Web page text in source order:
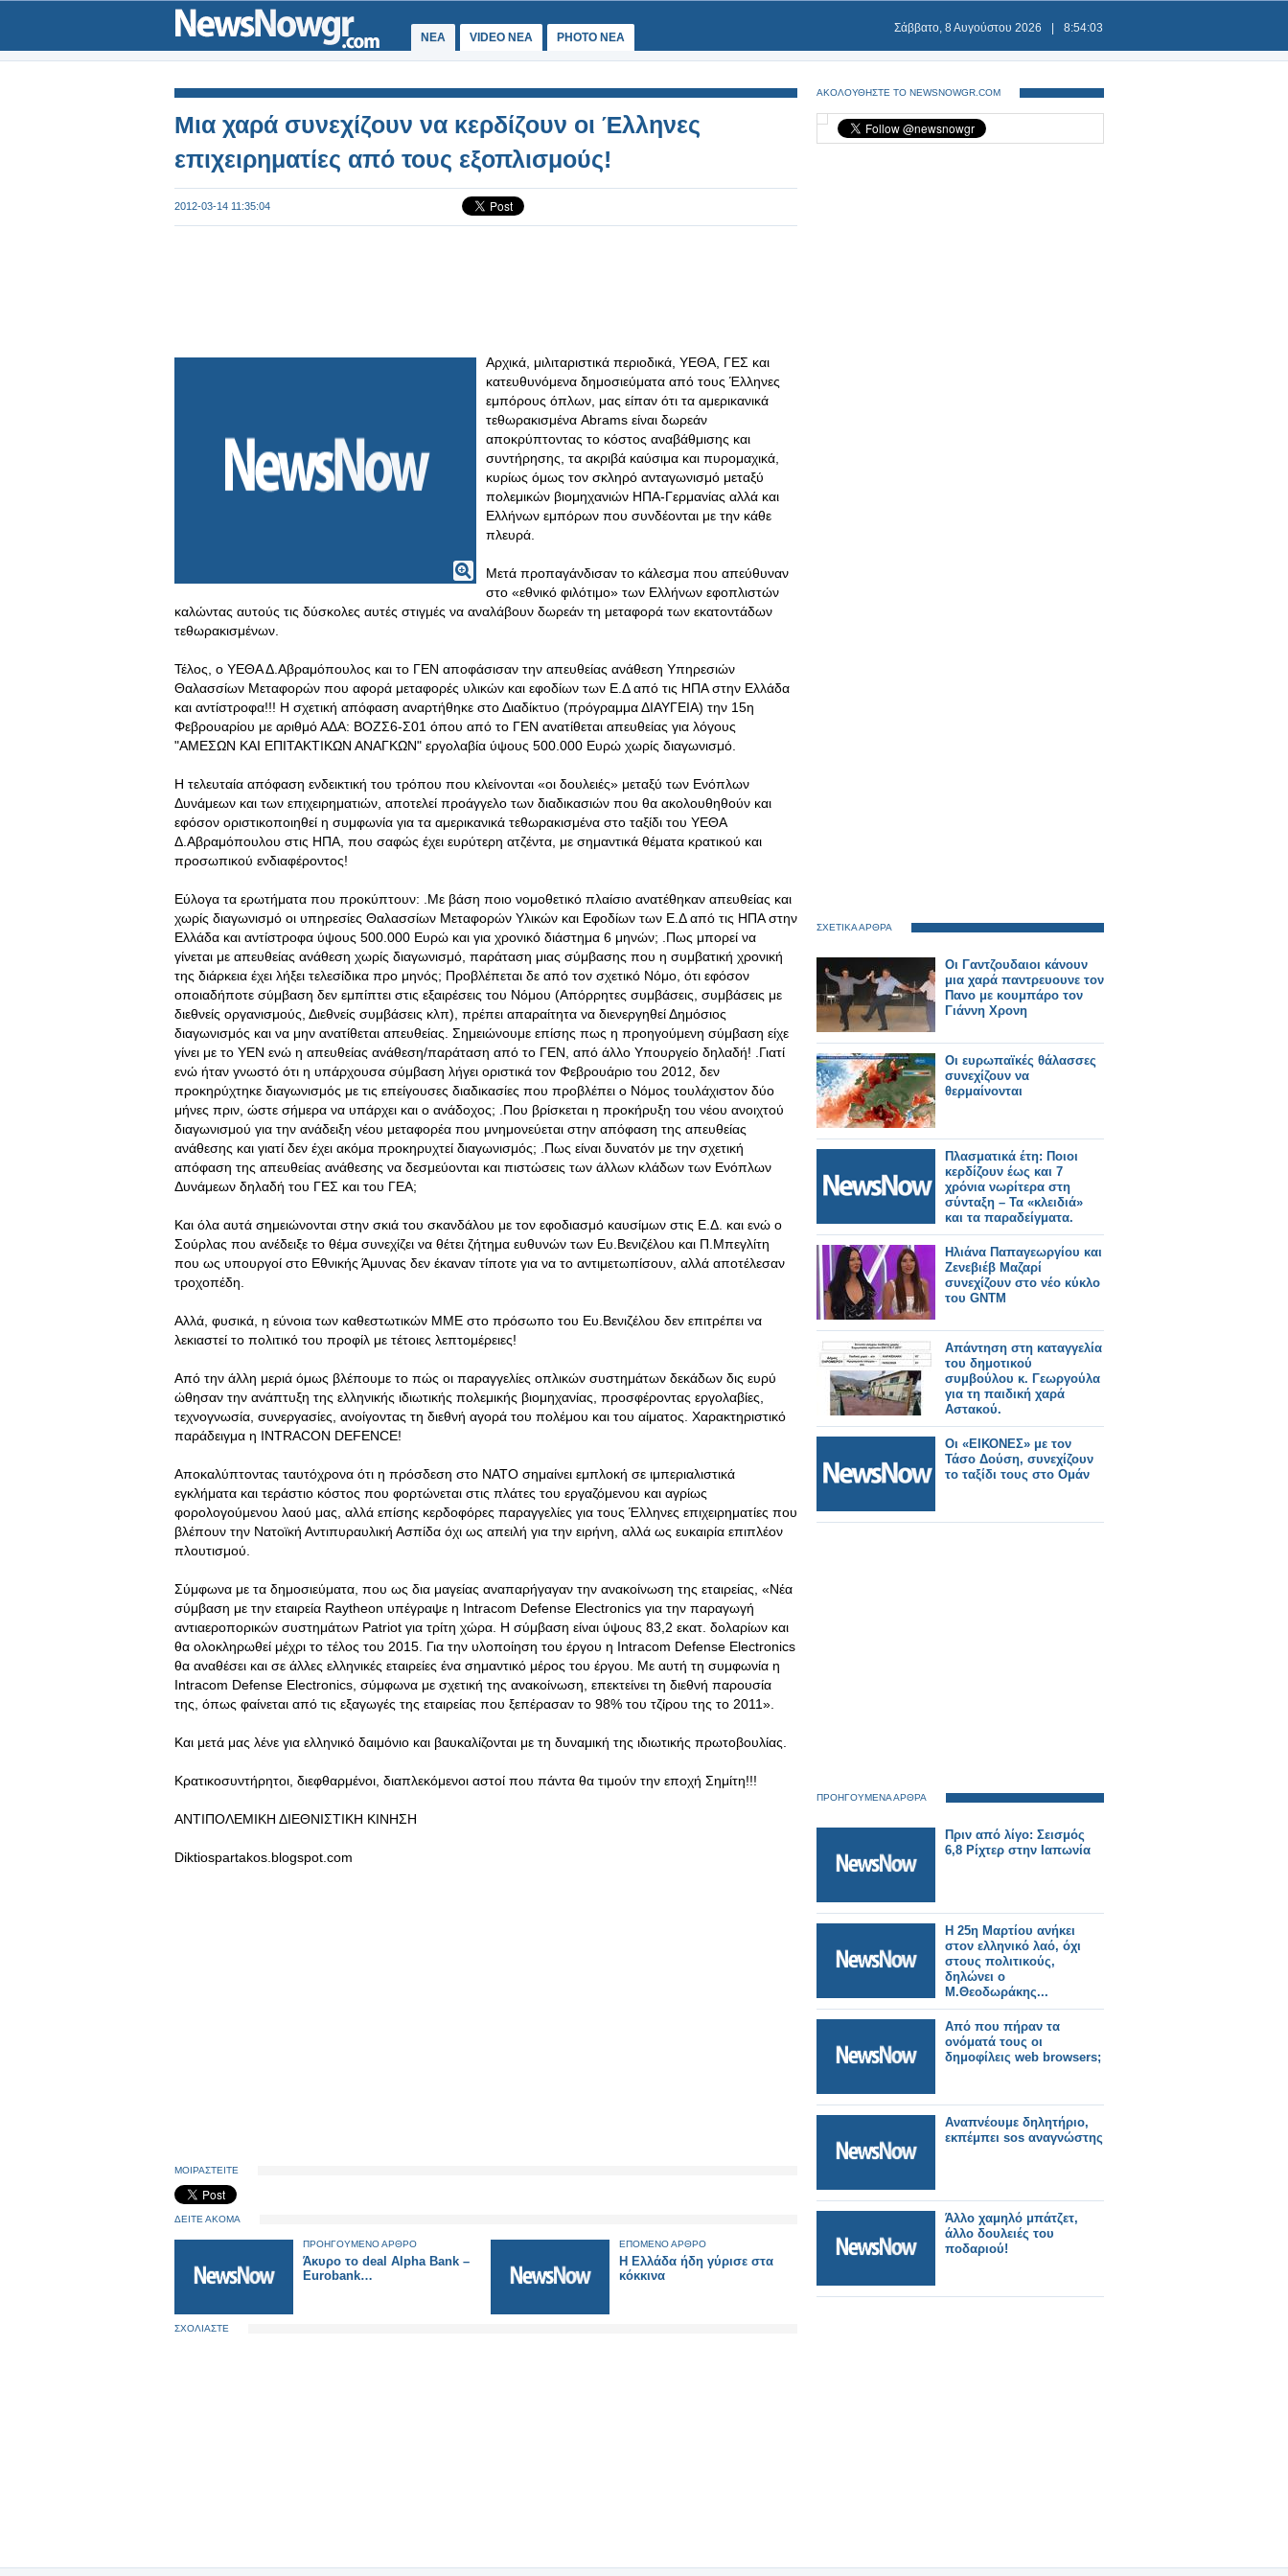
ΝΕΑ VIDEO NEA PHOTO NEA
Σάββατο, 8 Αυγούστου 2026 8:54:03
Μια χαρά συνεχίζουν να κερδίζουν οι Έλληνες
επιχειρηματίες από τους εξοπλισμούς!
2012-03-14 11:35:04
Αρχικά, μιλιταριστικά περιοδικά, ΥΕΘΑ, ΓΕΣ και
κατευθυνόμενα δημοσιεύματα από τους Έλληνες
εμπόρους όπλων, μας είπαν ότι τα αμερικανικά
τεθωρακισμένα Abrams είναι δωρεάν
αποκρύπτοντας το κόστος αναβάθμισης και
συντήρησης, τα ακριβά καύσιμα και πυρομαχικά,
κυρίως όμως τον σκληρό ανταγωνισμό μεταξύ
πολεμικών βιομηχανιών ΗΠΑ-Γερμανίας αλλά και
Ελλήνων εμπόρων που συνδέονται με την κάθε
πλευρά.
Μετά προπαγάνδισαν το κάλεσμα που απεύθυναν
στο «εθνικό φιλότιμο» των Ελλήνων εφοπλιστών
καλώντας αυτούς τις δύσκολες αυτές στιγμές να αναλάβουν δωρεάν τη μεταφορά των εκατοντάδων
τεθωρακισμένων.
Τέλος, ο ΥΕΘΑ Δ.Αβραμόπουλος και το ΓΕΝ αποφάσισαν την απευθείας ανάθεση Υπηρεσιών
Θαλασσίων Μεταφορών που αφορά μεταφορές υλικών και εφοδίων των Ε.Δ από τις ΗΠΑ στην Ελλάδα
και αντίστροφα!!! Η σχετική απόφαση αναρτήθηκε στο Διαδίκτυο (πρόγραμμα ΔΙΑΥΓΕΙΑ) την 15η
Φεβρουαρίου με αριθμό ΑΔΑ: ΒΟΖΣ6-Σ01 όπου από το ΓΕΝ ανατίθεται απευθείας για λόγους
"ΑΜΕΣΩΝ ΚΑΙ ΕΠΙΤΑΚΤΙΚΩΝ ΑΝΑΓΚΩΝ" εργολαβία ύψους 500.000 Ευρώ χωρίς διαγωνισμό.
Η τελευταία απόφαση ενδεικτική του τρόπου που κλείνονται «οι δουλειές» μεταξύ των Ενόπλων
Δυνάμεων και των επιχειρηματιών, αποτελεί προάγγελο των διαδικασιών που θα ακολουθηθούν και
εφόσον οριστικοποιηθεί η συμφωνία για τα αμερικανικά τεθωρακισμένα στο ταξίδι του ΥΕΘΑ
Δ.Αβραμόπουλου στις ΗΠΑ, που σαφώς έχει ευρύτερη ατζέντα, με σημαντικά θέματα κρατικού και
προσωπικού ενδιαφέροντος!
Εύλογα τα ερωτήματα που προκύπτουν: .Με βάση ποιο νομοθετικό πλαίσιο ανατέθηκαν απευθείας και
χωρίς διαγωνισμό οι υπηρεσίες Θαλασσίων Μεταφορών Υλικών και Εφοδίων των Ε.Δ από τις ΗΠΑ στην
Ελλάδα και αντίστροφα ύψους 500.000 Ευρώ και για χρονικό διάστημα 6 μηνών; .Πως μπορεί να
γίνεται με απευθείας ανάθεση χωρίς διαγωνισμό, παράταση μιας σύμβασης που η συμβατική χρονική
της διάρκεια έχει λήξει τελεσίδικα προ μηνός; Προβλέπεται δε από τον σχετικό Νόμο, ότι εφόσον
οποιαδήποτε σύμβαση δεν εμπίπτει στις εξαιρέσεις του Νόμου (Απόρρητες συμβάσεις, συμβάσεις με
διεθνείς οργανισμούς, Διεθνείς συμβάσεις κλπ), πρέπει απαραίτητα να διενεργηθεί Δημόσιος
διαγωνισμός και να μην ανατίθεται απευθείας. Σημειώνουμε επίσης πως η προηγούμενη σύμβαση είχε
γίνει με το ΥΕΝ ενώ η απευθείας ανάθεση/παράταση από το ΓΕΝ, από άλλο Υπουργείο δηλαδή! .Γιατί
ενώ ήταν γνωστό ότι η υπάρχουσα σύμβαση λήγει οριστικά τον Φεβρουάριο του 2012, δεν
προκηρύχτηκε διαγωνισμός με τις επείγουσες διαδικασίες που προβλέπει ο Νόμος τουλάχιστον δύο
μήνες πριν, ώστε σήμερα να υπάρχει και ο ανάδοχος; .Που βρίσκεται η προκήρυξη του νέου ανοιχτού
διαγωνισμού για την ανάδειξη νέου μεταφορέα που μνημονεύεται στην απόφαση της απευθείας
ανάθεσης και γιατί δεν έχει ακόμα προκηρυχτεί διαγωνισμός; .Πως είναι δυνατόν με την σχετική
απόφαση της απευθείας ανάθεσης να δεσμεύονται και πιστώσεις των άλλων κλάδων των Ενόπλων
Δυνάμεων δηλαδή του ΓΕΣ και του ΓΕΑ;
Και όλα αυτά σημειώνονται στην σκιά του σκανδάλου με τον εφοδιασμό καυσίμων στις Ε.Δ. και ενώ ο
Σούρλας που ανέδειξε το θέμα συνεχίζει να θέτει ζήτημα ευθυνών των Ευ.Βενιζέλου και Π.Μπεγλίτη
που ως υπουργοί στο Εθνικής Άμυνας δεν έκαναν τίποτε για να το αντιμετωπίσουν, αλλά αποτέλεσαν
τροχοπέδη.
Αλλά, φυσικά, η εύνοια των καθεστωτικών ΜΜΕ στο πρόσωπο του Ευ.Βενιζέλου δεν επιτρέπει να
λεκιαστεί το πολιτικό του προφίλ με τέτοιες λεπτομέρειες!
Από την άλλη μεριά όμως βλέπουμε το πώς οι παραγγελίες οπλικών συστημάτων δεκάδων δις ευρύ
ώθησαν την ανάπτυξη της ελληνικής ιδιωτικής πολεμικής βιομηχανίας, προσφέροντας εργολαβίες,
τεχνογνωσία, συνεργασίες, ανοίγοντας τη διεθνή αγορά του πολέμου και του αίματος. Χαρακτηριστικό
παράδειγμα η INTRACON DEFENCE!
Αποκαλύπτοντας ταυτόχρονα ότι η πρόσδεση στο ΝΑΤΟ σημαίνει εμπλοκή σε ιμπεριαλιστικά
εγκλήματα και τεράστιο κόστος που φορτώνεται στις πλάτες του εργαζόμενου και αγρίως
φορολογούμενου λαού μας, αλλά επίσης κερδοφόρες παραγγελίες για τους Έλληνες επιχειρηματίες που
βλέπουν την Νατοϊκή Αντιπυραυλική Ασπίδα όχι ως απειλή για την ειρήνη, αλλά ως ευκαιρία επιπλέον
πλουτισμού.
Σύμφωνα με τα δημοσιεύματα, που ως δια μαγείας αναπαρήγαγαν την ανακοίνωση της εταιρείας, «Νέα
σύμβαση με την εταιρεία Raytheon υπέγραψε η Intracom Defense Electronics για την παραγωγή
αντιαεροπορικών συστημάτων Patriot για τρίτη χώρα. Η σύμβαση είναι ύψους 83,2 εκατ. δολαρίων και
θα ολοκληρωθεί μέχρι το τέλος του 2015. Για την υλοποίηση του έργου η Intracom Defense Electronics
θα αναθέσει και σε άλλες ελληνικές εταιρείες ένα σημαντικό μέρος του έργου. Με αυτή τη συμφωνία η
Intracom Defense Electronics, σύμφωνα με σχετική της ανακοίνωση, επεκτείνει τη διεθνή παρουσία
της, όπως φαίνεται από τις εξαγωγές της εταιρείας που ξεπέρασαν το 98% του τζίρου της το 2011».
Και μετά μας λένε για ελληνικό δαιμόνιο και βαυκαλίζονται με τη δυναμική της ιδιωτικής πρωτοβουλίας.
Κρατικοσυντήρητοι, διεφθαρμένοι, διαπλεκόμενοι αστοί που πάντα θα τιμούν την εποχή Σημίτη!!!
ΑΝΤΙΠΟΛΕΜΙΚΗ ΔΙΕΘΝΙΣΤΙΚΗ ΚΙΝΗΣΗ
Diktiospartakos.blogspot.com
ΜΟΙΡΑΣΤΕΙΤΕ
ΔΕΙΤΕ ΑΚΟΜΑ
ΠΡΟΗΓΟΥΜΕΝΟ ΑΡΘΡΟ
Άκυρο το deal Alpha Bank –
Eurobank…
ΕΠΟΜΕΝΟ ΑΡΘΡΟ
Η Ελλάδα ήδη γύρισε στα
κόκκινα
ΣΧΟΛΙΑΣΤΕ
ΑΚΟΛΟΥΘΗΣΤΕ ΤΟ NEWSNOWGR.COM
ΣΧΕΤΙΚΑ ΑΡΘΡΑ
Οι Γαντζουδαιοι κάνουν
μια χαρά παντρευουνε τον
Πανο με κουμπάρο τον
Γιάννη Χρονη
Οι ευρωπαϊκές θάλασσες
συνεχίζουν να
θερμαίνονται
Πλασματικά έτη: Ποιοι
κερδίζουν έως και 7
χρόνια νωρίτερα στη
σύνταξη – Τα «κλειδιά»
και τα παραδείγματα.
Ηλιάνα Παπαγεωργίου και
Ζενεβιέβ Μαζαρί
συνεχίζουν στο νέο κύκλο
του GNTM
Απάντηση στη καταγγελία
του δημοτικού
συμβούλου κ. Γεωργούλα
για τη παιδική χαρά
Αστακού.
Οι «ΕΙΚΟΝΕΣ» με τον
Τάσο Δούση, συνεχίζουν
το ταξίδι τους στο Ομάν
ΠΡΟΗΓΟΥΜΕΝΑ ΑΡΘΡΑ
Πριν από λίγο: Σεισμός
6,8 Ρίχτερ στην Ιαπωνία
Η 25η Μαρτίου ανήκει
στον ελληνικό λαό, όχι
στους πολιτικούς,
δηλώνει ο
Μ.Θεοδωράκης...
Από που πήραν τα
ονόματά τους οι
δημοφίλεις web browsers;
Αναπνέουμε δηλητήριο,
εκπέμπει sos αναγνώστης
Άλλο χαμηλό μπάτζετ,
άλλο δουλειές του
ποδαριού!